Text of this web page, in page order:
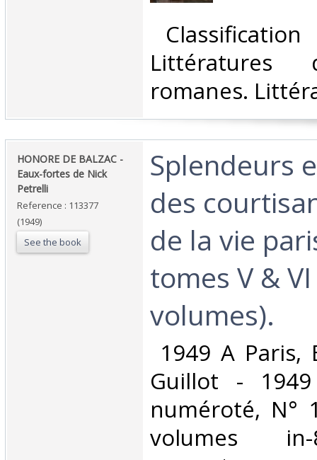
Littératures
romanes.
‎HONORE DE BALZAC -
Eaux-fortes de Nick
Petrelli‎
Reference : 113377
(1949)
See the book
‎Splendeurs
des
de la vie
tomes V &
volumes).‎
1949 A
Guillot -
numéroté, N°
volumes